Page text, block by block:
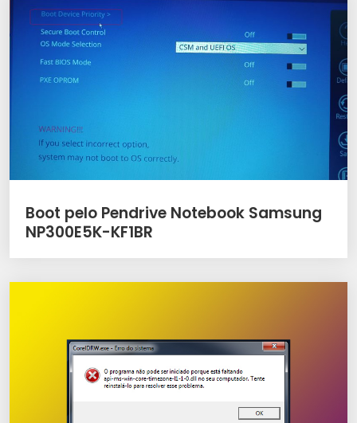
Boot pelo Pendrive Notebook Samsung
NP300E5K-KF1BR